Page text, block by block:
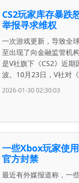
CS2玩家库存暴跌
举报寻求维权
一次游戏更新，导致全
至出现了向金融监管机
是V社旗下《CS2》近期
波。10月23日，V社对
2026-01-30 02:30:03
一些Xbox玩家使
官方封禁
最近有外媒报道称，一